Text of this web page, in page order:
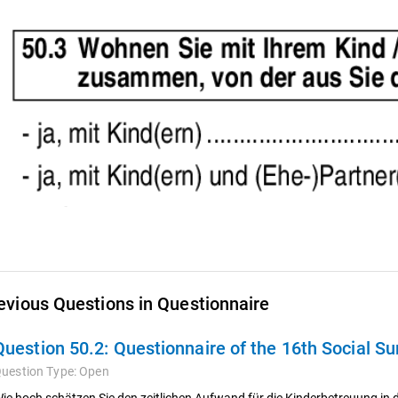
Questions in Questionnaire
50.2: Questionnaire of the 16th Social
Type: Open